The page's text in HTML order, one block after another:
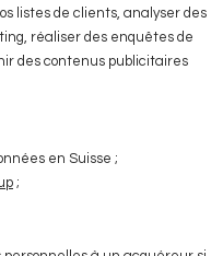
listes de clients, analyser des
réaliser des enquêtes de
des contenus publicitaires
en Suisse ;
;